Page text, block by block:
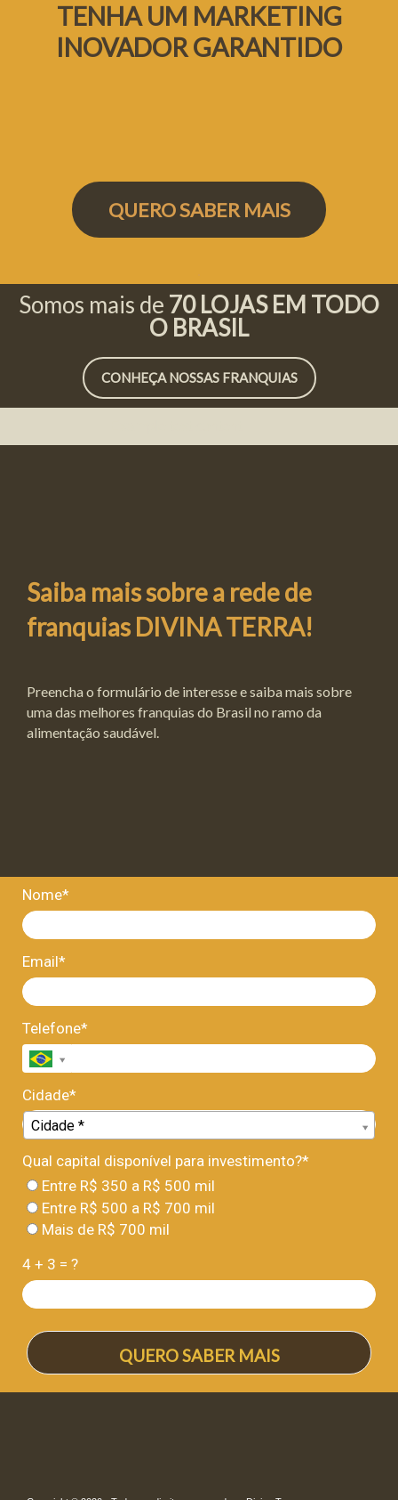
TENHA UM MARKETING
INOVADOR GARANTIDO
QUERO SABER MAIS
Somos mais de 70 LOJAS EM TODO
O BRASIL
CONHEÇA NOSSAS FRANQUIAS
Saiba mais sobre a rede de
franquias DIVINA TERRA!
Preencha o formulário de interesse e saiba mais sobre
uma das melhores franquias do Brasil no ramo da
alimentação saudável.
Nome*
Email*
Telefone*
Cidade*
Cidade *
Cidade*
Qual capital disponível para investimento?*
Entre R$ 350 a R$ 500 mil
Entre R$ 500 a R$ 700 mil
Mais de R$ 700 mil
4 + 3 = ?
QUERO SABER MAIS